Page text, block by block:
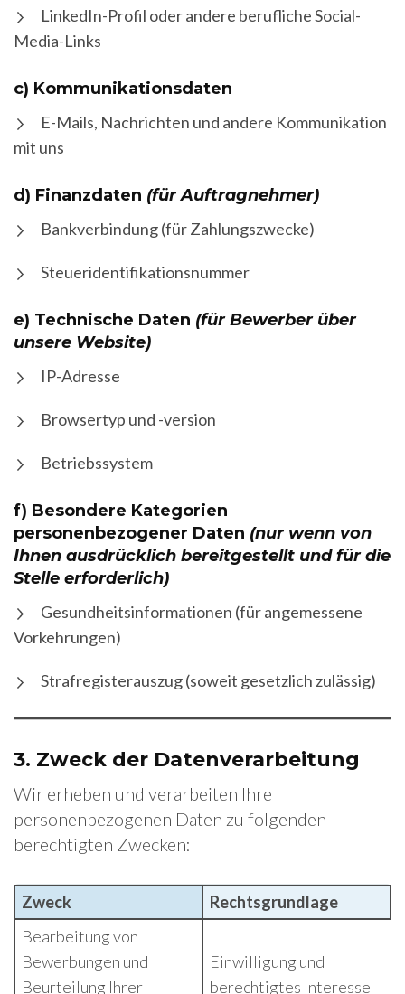
LinkedIn-Profil oder andere berufliche Social-
Media-Links
c) Kommunikationsdaten
E-Mails, Nachrichten und andere Kommunikation
mit uns
d) Finanzdaten (für Auftragnehmer)
Bankverbindung (für Zahlungszwecke)
Steueridentifikationsnummer
e) Technische Daten (für Bewerber über
unsere Website)
IP-Adresse
Browsertyp und -version
Betriebssystem
f) Besondere Kategorien
personenbezogener Daten (nur wenn von
Ihnen ausdrücklich bereitgestellt und für die
Stelle erforderlich)
Gesundheitsinformationen (für angemessene
Vorkehrungen)
Strafregisterauszug (soweit gesetzlich zulässig)
3. Zweck der Datenverarbeitung
Wir erheben und verarbeiten Ihre
personenbezogenen Daten zu folgenden
berechtigten Zwecken:
Zweck
Rechtsgrundlage
Bearbeitung von
Bewerbungen und
Beurteilung Ihrer
Einwilligung und
berechtigtes Interesse